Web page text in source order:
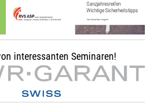
interessanten Seminaren!